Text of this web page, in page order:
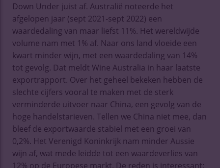
Down Under juist af. Australië noteerde het
afgelopen jaar (sept 2021-sept 2022) een
waardedaling van maar liefst 11%. Het wereldwijde
volume nam met 1% af. Naar ons land vloeide een
kwart minder wijn, met een waardedaling van 14%
tot gevolg. Dat meldt Wine Australia in haar laatste
exportrapport. Over het geheel bekeken hebben de
slechte cijfers vooral te maken met de sterk
verminderde uitvoer naar China, een gevolg van de
hoge handelstarieven. Tellen we China niet mee, dan
bleef de exportwaarde stabiel met een groei van
0,2%. Het Verenigd Koninkrijk nam minder Aussie
wijn af, wat mede leidde tot een waardeverlies van
12% op de Europese markt. De reden is interessant: